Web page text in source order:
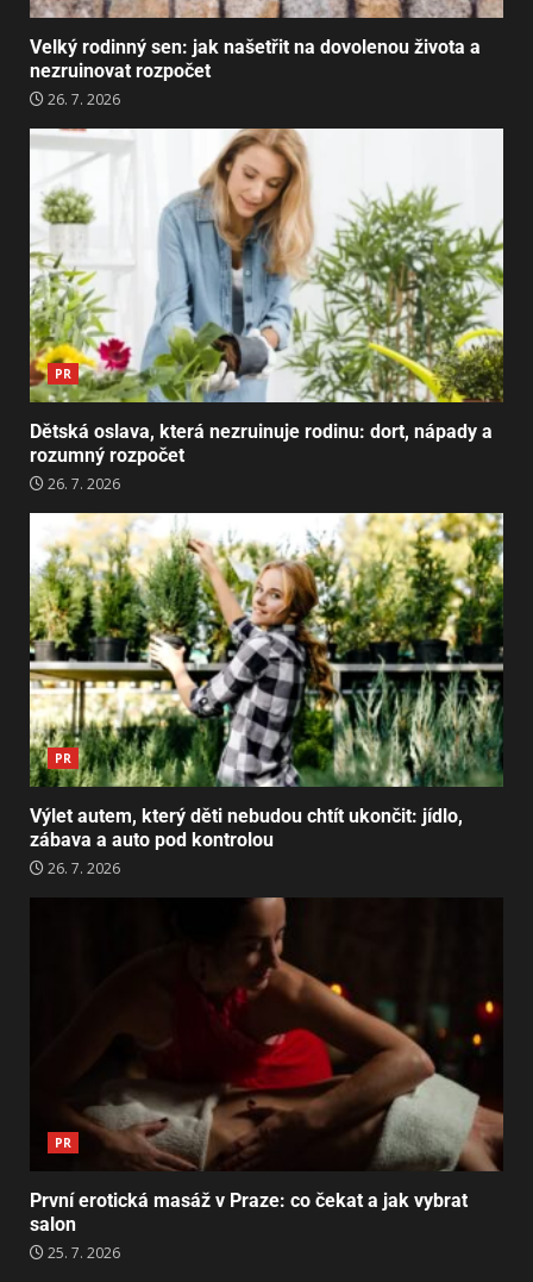
Velký rodinný sen: jak našetřit na dovolenou života a
nezruinovat rozpočet
26. 7. 2026
PR
Dětská oslava, která nezruinuje rodinu: dort, nápady a
rozumný rozpočet
26. 7. 2026
PR
Výlet autem, který děti nebudou chtít ukončit: jídlo,
zábava a auto pod kontrolou
26. 7. 2026
PR
První erotická masáž v Praze: co čekat a jak vybrat
salon
25. 7. 2026